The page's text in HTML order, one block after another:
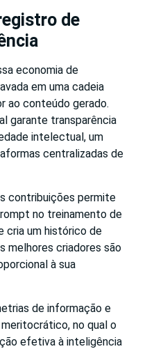
de
economia de
em uma cadeia
ao conteúdo gerado.
garante transparência
intelectual, um
centralizadas de
contribuições permite
no treinamento de
cria um histórico de
melhores criadores são
à sua
de informação e
no qual o
efetiva à inteligência